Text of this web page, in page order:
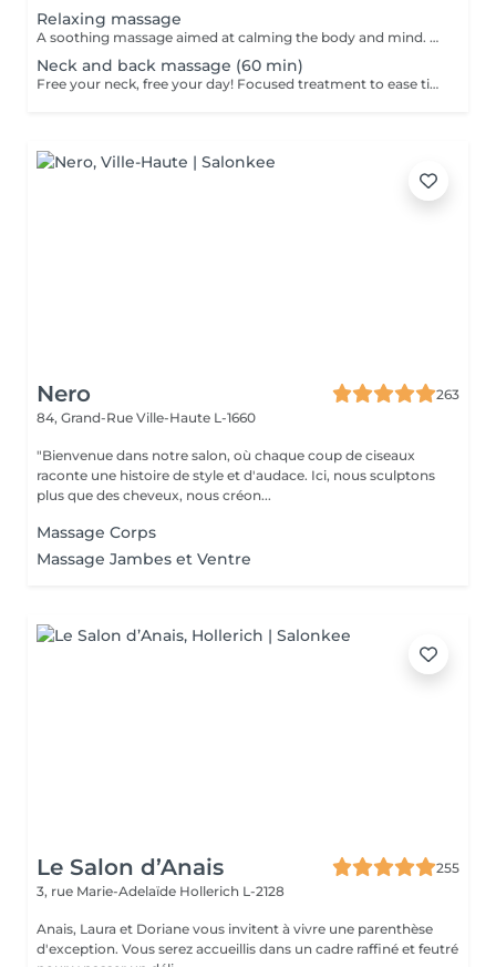
Relaxing massage
A soothing massage aimed at calming the body and mind. Gentle, flowing movements help reduce stress, ease muscular tension and create a deep sense of relaxation. Result: improved well-being, reduced stress and a peaceful, rebalanced feeling. Recommended frequency: once a week or as often as needed for relaxation.
Neck and back massage (60 min)
Free your neck, free your day! Focused treatment to ease tightness, tension headaches, and stiffness in the neck and shoulders. You work in the office, spending long hours at a desk or looking at screens. THIS MASSAGE IS FOR YOU! Restores movement and reduces pain.
Nero
263
84, Grand-Rue Ville-Haute L-1660
"Bienvenue dans notre salon, où chaque coup de ciseaux
raconte une histoire de style et d'audace. Ici, nous sculptons
plus que des cheveux, nous créon...
Massage Corps
Massage Jambes et Ventre
Le Salon d’Anais
255
3, rue Marie-Adelaïde Hollerich L-2128
Anais, Laura et Doriane vous invitent à vivre une parenthèse
d'exception. Vous serez accueillis dans un cadre raffiné et feutré